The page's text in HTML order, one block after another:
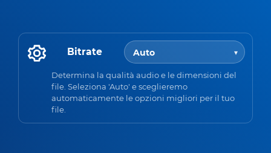
Bitrate
Determina la qualità audio e le dimensioni del
file. Seleziona 'Auto' e sceglieremo
automaticamente le opzioni migliori per il tuo
file.